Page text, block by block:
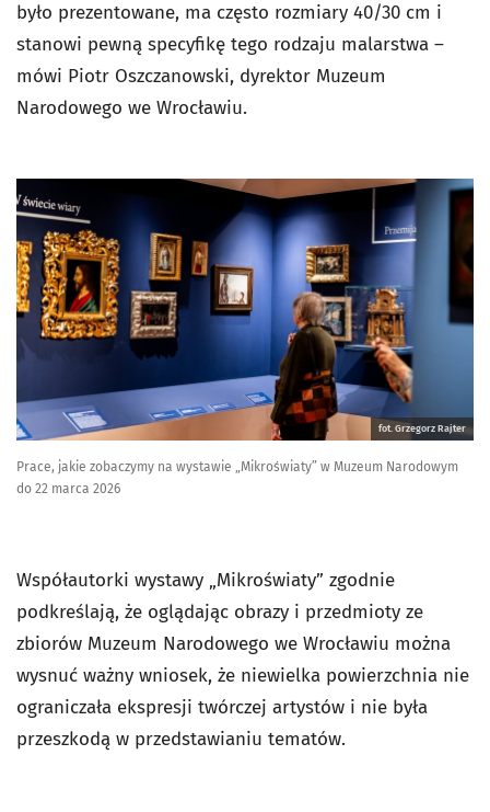
było prezentowane, ma często rozmiary 40/30 cm i
stanowi pewną specyfikę tego rodzaju malarstwa –
mówi Piotr Oszczanowski, dyrektor Muzeum
Narodowego we Wrocławiu.
fot. Grzegorz Rajter
Prace, jakie zobaczymy na wystawie „Mikroświaty” w Muzeum Narodowym
do 22 marca 2026
Współautorki wystawy „Mikroświaty” zgodnie
podkreślają, że oglądając obrazy i przedmioty ze
zbiorów Muzeum Narodowego we Wrocławiu można
wysnuć ważny wniosek, że niewielka powierzchnia nie
ograniczała ekspresji twórczej artystów i nie była
przeszkodą w przedstawianiu tematów.